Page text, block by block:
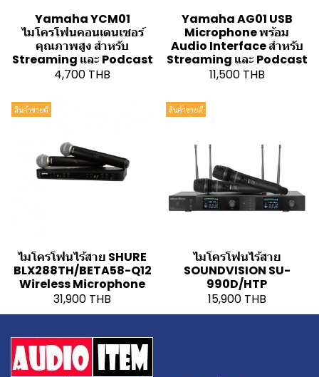
Yamaha YCM01
ไมโครโฟนคอนเดนเซอร์
คุณภาพสูง สำหรับ
Streaming และ Podcast
4,700 THB
Yamaha AG01 USB
Microphone พร้อม
Audio Interface สำหรับ
Streaming และ Podcast
11,500 THB
สินค้าขายดี
ไมโครโฟนไร้สาย SHURE
BLX288TH/BETA58-Q12
Wireless Microphone
31,900 THB
สินค้าขายดี
ไมโครโฟนไร้สาย
SOUNDVISION SU-
990D/HTP
15,900 THB